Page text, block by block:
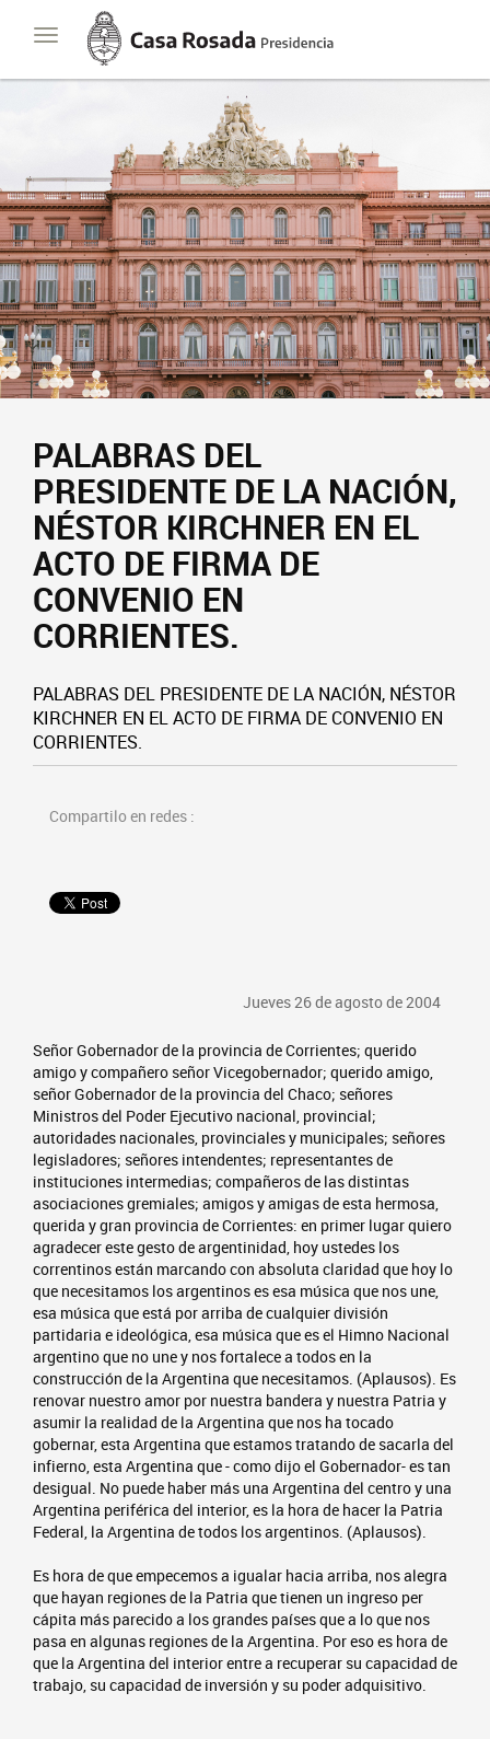
Toggle
navigation
Casa
Rosada
Presidencia
de
PALABRAS DEL
PRESIDENTE DE LA NACIÓN,
NÉSTOR KIRCHNER EN EL
ACTO DE FIRMA DE
CONVENIO EN
CORRIENTES.
PALABRAS DEL PRESIDENTE DE LA NACIÓN, NÉSTOR
KIRCHNER EN EL ACTO DE FIRMA DE CONVENIO EN
CORRIENTES.
Compartilo en redes :
Jueves 26 de agosto de 2004
Señor Gobernador de la provincia de Corrientes; querido
amigo y compañero señor Vicegobernador; querido amigo,
señor Gobernador de la provincia del Chaco; señores
Ministros del Poder Ejecutivo nacional, provincial;
autoridades nacionales, provinciales y municipales; señores
legisladores; señores intendentes; representantes de
instituciones intermedias; compañeros de las distintas
asociaciones gremiales; amigos y amigas de esta hermosa,
querida y gran provincia de Corrientes: en primer lugar quiero
agradecer este gesto de argentinidad, hoy ustedes los
correntinos están marcando con absoluta claridad que hoy lo
que necesitamos los argentinos es esa música que nos une,
esa música que está por arriba de cualquier división
partidaria e ideológica, esa música que es el Himno Nacional
argentino que no une y nos fortalece a todos en la
construcción de la Argentina que necesitamos. (Aplausos). Es
renovar nuestro amor por nuestra bandera y nuestra Patria y
asumir la realidad de la Argentina que nos ha tocado
gobernar, esta Argentina que estamos tratando de sacarla del
infierno, esta Argentina que - como dijo el Gobernador- es tan
desigual. No puede haber más una Argentina del centro y una
Argentina periférica del interior, es la hora de hacer la Patria
Federal, la Argentina de todos los argentinos. (Aplausos).
Es hora de que empecemos a igualar hacia arriba, nos alegra
que hayan regiones de la Patria que tienen un ingreso per
cápita más parecido a los grandes países que a lo que nos
pasa en algunas regiones de la Argentina. Por eso es hora de
que la Argentina del interior entre a recuperar su capacidad de
trabajo, su capacidad de inversión y su poder adquisitivo.